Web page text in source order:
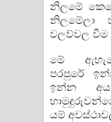
නිලමේ
නිලමේලා
වලව්වල
මේ
පරපුරේ
ඉන්න
යම්